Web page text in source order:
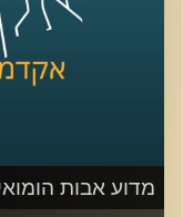
מדוע אבות